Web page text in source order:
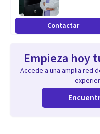
únicas de cada paciente.
comprensión profunda
individuales y las
Trabajo con Trauma: Me
integración de trauma,
transgeneracional.
Contactar
Empieza hoy
Accede a una amplia red